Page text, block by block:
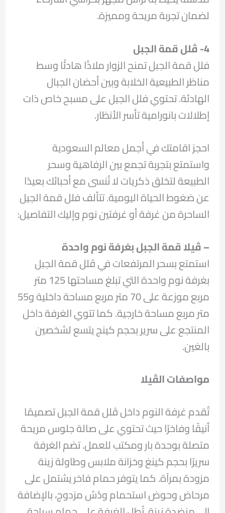
لضمان تجربة مريحة ومميزة.
4- ڤلل قمة الجبل
فلل قمة الجبل تمنح الزوار ملاذًا هادئًا وسط
مناظر الطبيعية الخلابة وبين أحضان الجبال
الهادئة. تحتوي فلل الجبل على مسبح خاص ذات
إطلالات بانورامية تأسر الأنظار.
احجز اقامتك في أجمل معالم السعودية
واستمتع بتجربة تجمع بين الرفاهية وسحر
الطبيعة لتخلق ذكريات لا تُنسى مع أحبائك بعيدًا
عن ضغوط الحياة اليومية. تتألف فلل قمة الجيل
الساحرة من غرفة أو غرفتين نوم وإليك التفاصيل:
– ڤيلا قمة الجبل بغرفة نوم واحدة
استمتع بسحر المرتفعات في ڤلل قمة الجبل
بغرفة نوم واحدة التي تبلغ مساحتها 125 متر
مربع موزعة على 70 متر مربع مساحة داخلية و55
متر مربع مساحة خارجية. كما تتوي الغرفة داخل
المنتجع على سرير بحجم كينج يتسع لشخصين
بالغين.
مواصفات الڤيلا
تُقدم غرفة النوم داخل ڤلل قمة الجبل تصميمًا
أنيقًا وفاخرًا حيث تحتوي على صالة جلوس مريحة
متصلة بوحدة بار ومكتب للعمل. تضم الغرفة
سريرًا بحجم كينغ وخزانة ملابس وطاولة زينة
مزودة بمرآة. كما يتوفر حمام فاخر يشتمل على
مرحاض وحوض استحمام ودُش مزدوج، بالإضافة